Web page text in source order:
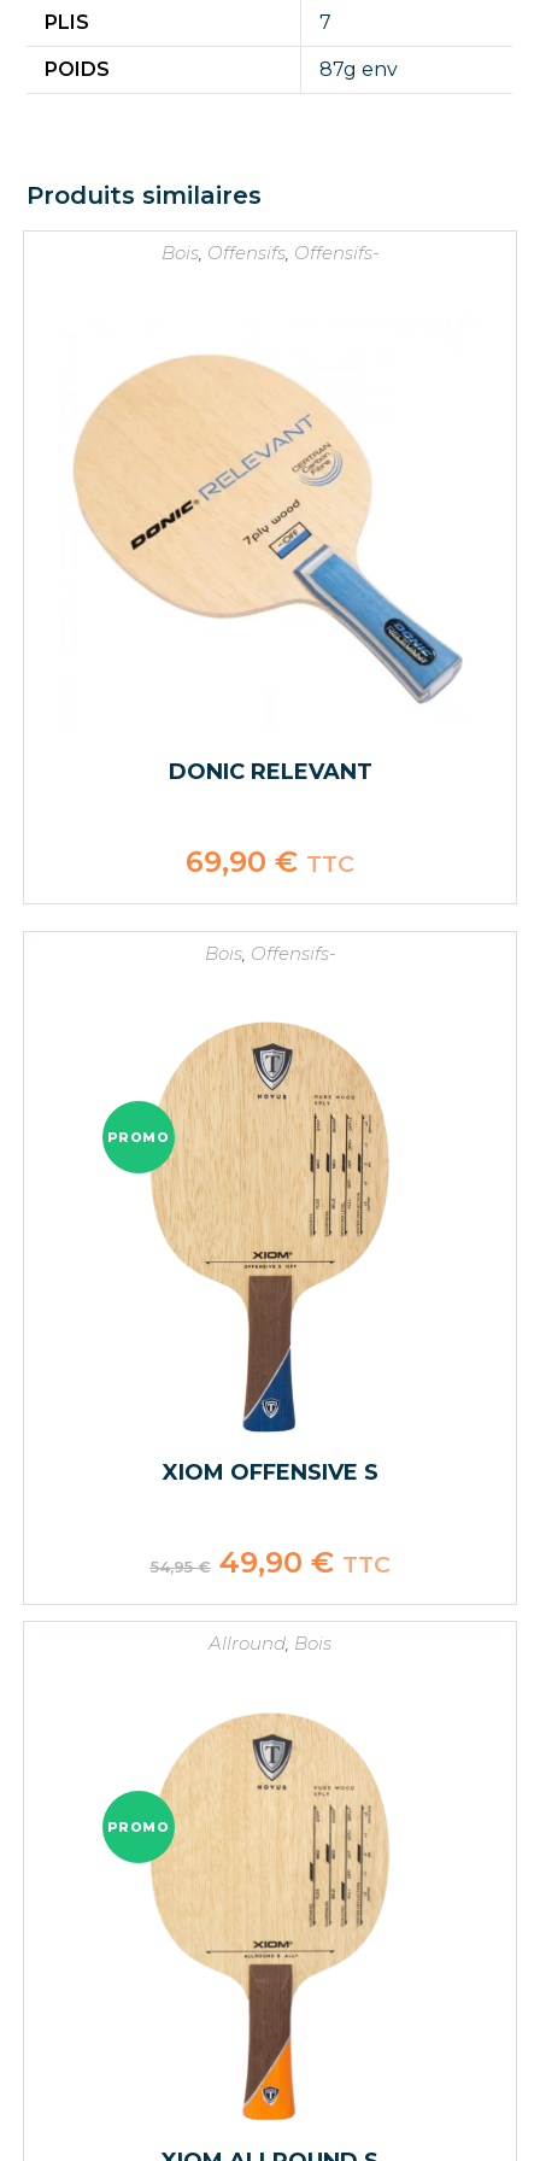
PLIS 7
POIDS 87g env
Produits similaires
Bois, Offensifs, Offensifs-
DONIC RELEVANT
69,90 € TTC
Bois, Offensifs-
PROMO
XIOM OFFENSIVE S
54,95€ Le
prix
était :
54,95 €.
49,90 €Le
prix
est :
49,90 €.
TTC
Allround Bois
PROMO